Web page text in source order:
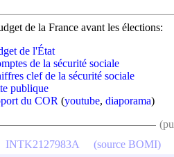
de la France avant les élections:
de l'État
de la sécurité sociale
clef de la sécurité sociale
publique
du COR (youtube, diaporama)
INTK2127983A (source BOMI)